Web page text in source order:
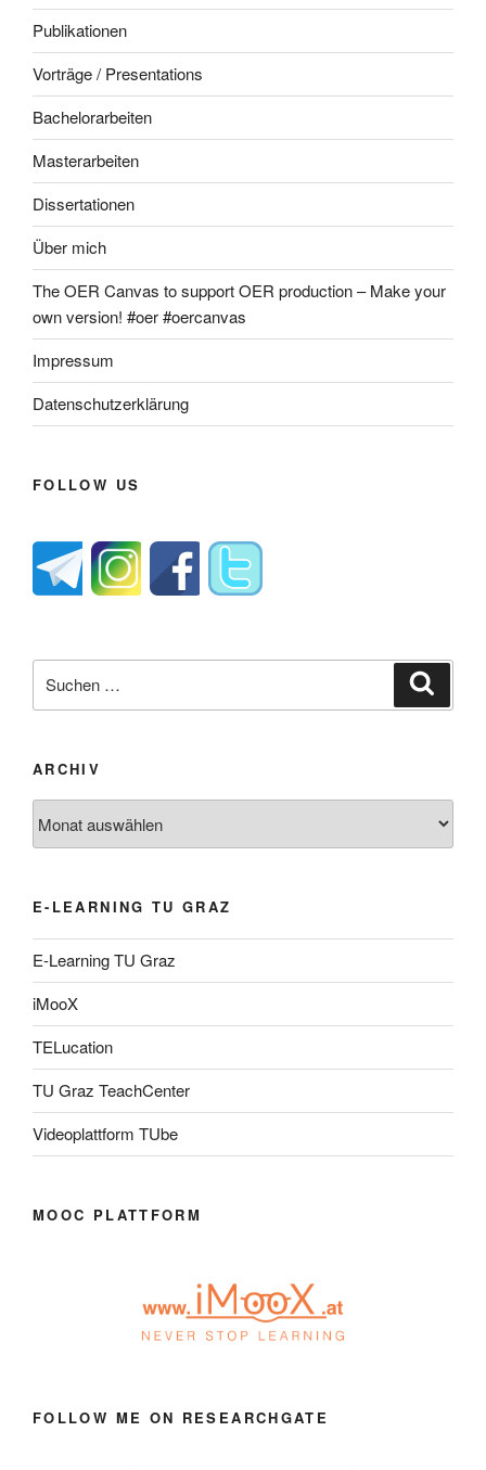
Publikationen
Vorträge / Presentations
Bachelorarbeiten
Masterarbeiten
Dissertationen
Über mich
The OER Canvas to support OER production – Make your
own version! #oer #oercanvas
Impressum
Datenschutzerklärung
FOLLOW US
nach:
ARCHIV
E-LEARNING TU GRAZ
E-Learning TU Graz
iMooX
TELucation
TU Graz TeachCenter
Videoplattform TUbe
MOOC PLATTFORM
FOLLOW ME ON RESEARCHGATE